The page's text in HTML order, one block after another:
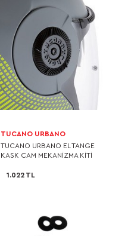
TUCANO URBANO
TUCANO URBANO EL TANGE
KASK CAM MEKANİZMA KİTİ
1.022 TL